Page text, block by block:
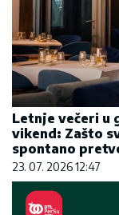
Letnje večeri u
vikend: Zašto
spontano
23. 07. 2026 12:47